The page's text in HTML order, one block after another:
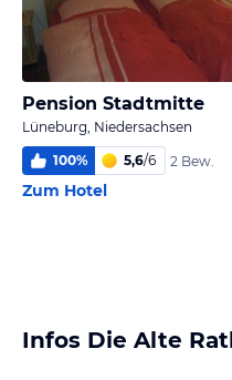
Pension Stadtmitte
Lüneburg, Niedersachsen
100% 5,6/6 2 Bew.
Zum Hotel
Infos Die Alte